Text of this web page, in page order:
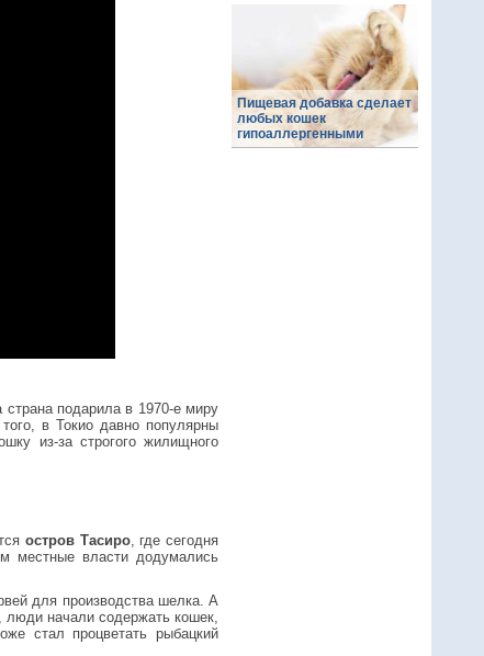
подарила в 1970-е миру
в Токио давно популярны
из-за строгого жилищного
остров Тасиро, где сегодня
местные власти додумались
для производства шелка. А
начали содержать кошек,
стал процветать рыбацкий
Пищевая добавка сделает
любых кошек
гипоаллергенными